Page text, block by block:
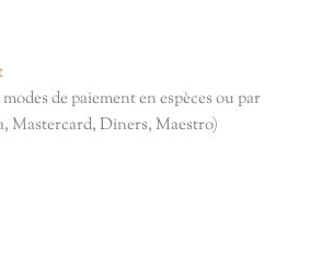
de paiement en espèces ou par
Mastercard, Diners, Maestro)